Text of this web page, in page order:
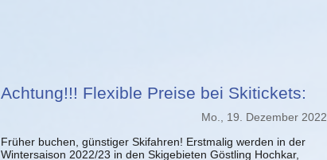
Achtung!!! Flexible Preise bei Skitickets:
Mo., 19. Dezember 2022
Früher buchen, günstiger Skifahren! Erstmalig werden in der
Wintersaison 2022/23 in den Skigebieten Göstling Hochkar,